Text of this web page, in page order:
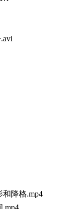
和降格.mp4
.mp4